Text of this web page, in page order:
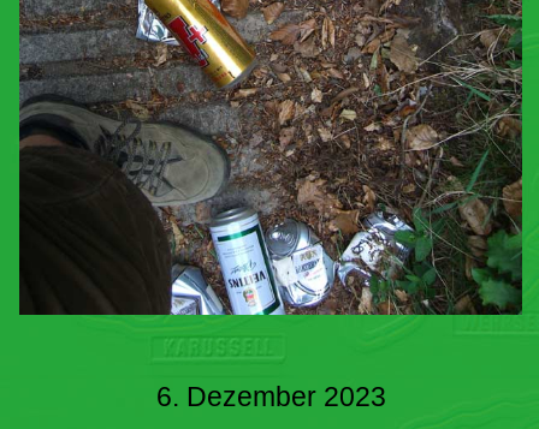
6. Dezember 2023